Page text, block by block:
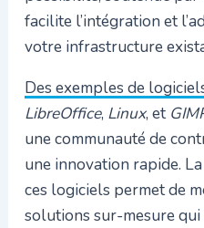
facilite l’intégration et
votre infrastructure
Des exemples de
LibreOffice, Linux, et
une communauté de
une innovation rapide.
ces logiciels permet de
solutions sur-mesure